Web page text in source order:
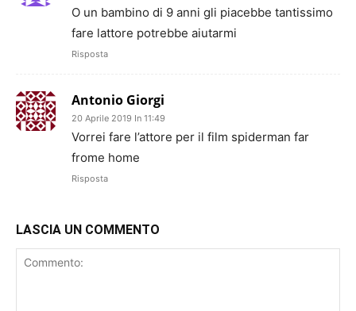
O un bambino di 9 anni gli piacebbe tantissimo
fare lattore potrebbe aiutarmi
Risposta
Antonio Giorgi
20 Aprile 2019 In 11:49
Vorrei fare l’attore per il film spiderman far
frome home
Risposta
LASCIA UN COMMENTO